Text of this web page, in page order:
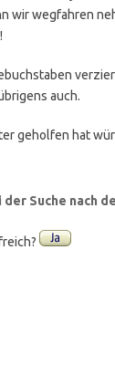
wir wegfahren
auch.
geholfen hat
Suche nach